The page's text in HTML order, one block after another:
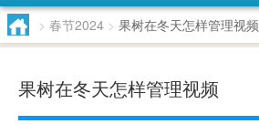
> 春节2024 > 果树在冬天怎样管理视频
果树在冬天怎样管理视频